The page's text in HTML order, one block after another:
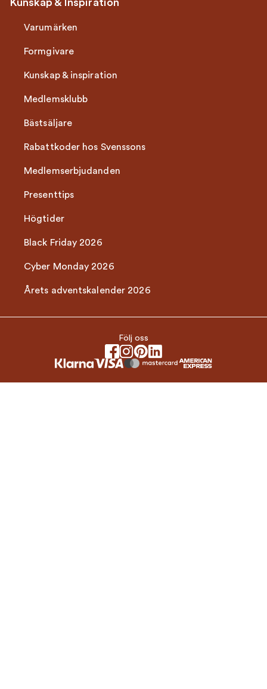
Kunskap & Inspiration
Varumärken
Formgivare
Kunskap & inspiration
Medlemsklubb
Bästsäljare
Rabattkoder hos Svenssons
Medlemserbjudanden
Presenttips
Högtider
Black Friday 2026
Cyber Monday 2026
Årets adventskalender 2026
Följ oss